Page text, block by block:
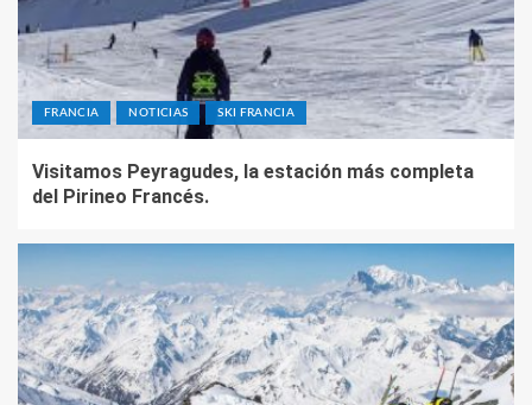
FRANCIA NOTICIAS SKI FRANCIA
Visitamos Peyragudes, la estación más completa
del Pirineo Francés.